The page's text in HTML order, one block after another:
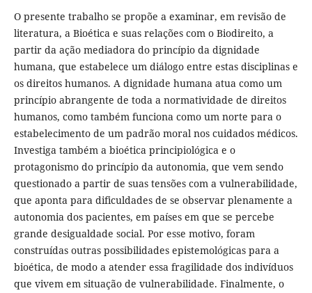
O presente trabalho se propõe a examinar, em revisão de
literatura, a Bioética e suas relações com o Biodireito, a
partir da ação mediadora do princípio da dignidade
humana, que estabelece um diálogo entre estas disciplinas e
os direitos humanos. A dignidade humana atua como um
princípio abrangente de toda a normatividade de direitos
humanos, como também funciona como um norte para o
estabelecimento de um padrão moral nos cuidados médicos.
Investiga também a bioética principiológica e o
protagonismo do princípio da autonomia, que vem sendo
questionado a partir de suas tensões com a vulnerabilidade,
que aponta para dificuldades de se observar plenamente a
autonomia dos pacientes, em países em que se percebe
grande desigualdade social. Por esse motivo, foram
construídas outras possibilidades epistemológicas para a
bioética, de modo a atender essa fragilidade dos indivíduos
que vivem em situação de vulnerabilidade. Finalmente, o